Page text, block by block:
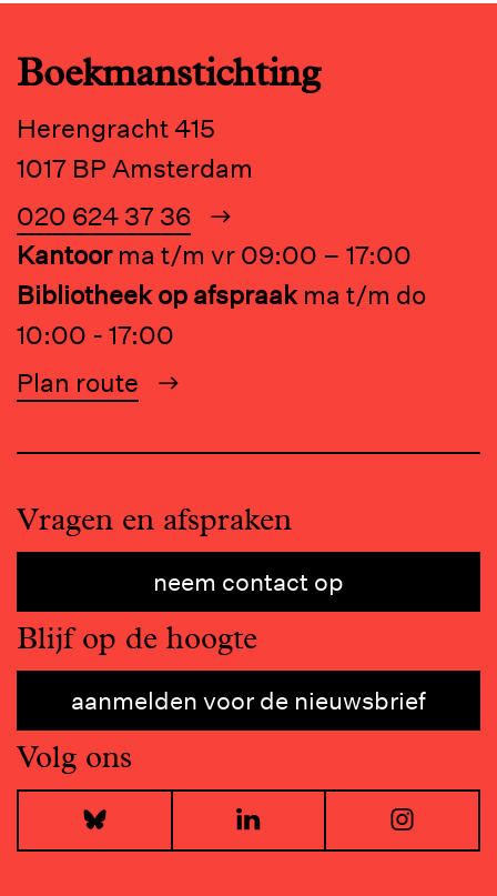
Boekmanstichting
Herengracht 415
1017 BP Amsterdam
020 624 37 36
Kantoor ma t/m vr 09:00 – 17:00
Bibliotheek op afspraak ma t/m do
10:00 - 17:00
Plan route
Vragen en afspraken
neem contact op
Blijf op de hoogte
aanmelden voor de nieuwsbrief
Volg ons
Bluesky LinkedIn